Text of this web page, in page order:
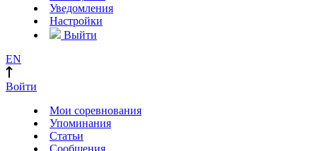
Уведомления
Настройки
Выйти
EN
Войти
Мои соревнования
Упоминания
Статьи
Сообщения